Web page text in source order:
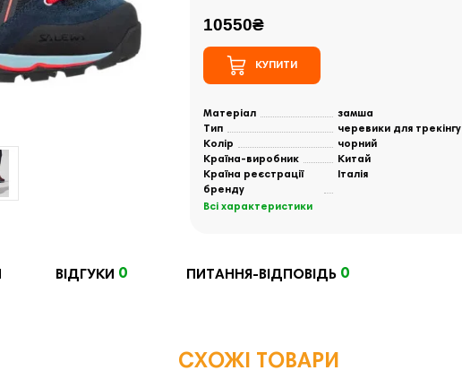
10550₴
КУПИТИ
Матеріал
замша
Тип
черевики для трекінгу
Колір
чорний
Країна-виробник
Китай
Країна реєстрації
бренду
Італія
Всі характеристики
ВІДГУКИ 0 ПИТАННЯ-ВІДПОВІДЬ 0
СХОЖІ ТОВАРИ